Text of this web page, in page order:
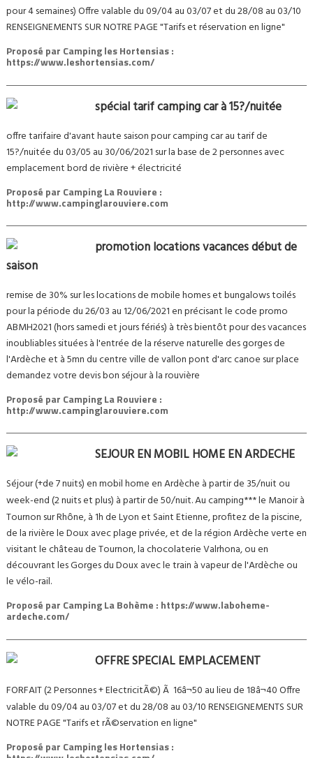
pour 4 semaines) Offre valable du 09/04 au 03/07 et du 28/08 au 03/10
RENSEIGNEMENTS SUR NOTRE PAGE "Tarifs et réservation en ligne"
Proposé par Camping les Hortensias :
https://www.leshortensias.com/
spécial tarif camping car à 15?/nuitée
offre tarifaire d'avant haute saison pour camping car au tarif de
15?/nuitée du 03/05 au 30/06/2021 sur la base de 2 personnes avec
emplacement bord de rivière + électricité
Proposé par Camping La Rouviere :
http://www.campinglarouviere.com
promotion locations vacances début de
saison
remise de 30% sur les locations de mobile homes et bungalows toilés
pour la période du 26/03 au 12/06/2021 en précisant le code promo
ABMH2021 (hors samedi et jours fériés) à très bientôt pour des vacances
inoubliables situées à l'entrée de la réserve naturelle des gorges de
l'Ardèche et à 5mn du centre ville de vallon pont d'arc canoe sur place
demandez votre devis bon séjour à la rouvière
Proposé par Camping La Rouviere :
http://www.campinglarouviere.com
SEJOUR EN MOBIL HOME EN ARDECHE
Séjour (+de 7 nuits) en mobil home en Ardèche à partir de 35/nuit ou
week-end (2 nuits et plus) à partir de 50/nuit. Au camping*** le Manoir à
Tournon sur Rhône, à 1h de Lyon et Saint Etienne, profitez de la piscine,
de la rivière le Doux avec plage privée, et de la région Ardèche verte en
visitant le château de Tournon, la chocolaterie Valrhona, ou en
découvrant les Gorges du Doux avec le train à vapeur de l'Ardèche ou
le vélo-rail.
Proposé par Camping La Bohème : https://www.laboheme-
ardeche.com/
OFFRE SPECIAL EMPLACEMENT
FORFAIT (2 Personnes + ElectricitÃ©) Ã 16â¬50 au lieu de 18â¬40 Offre
valable du 09/04 au 03/07 et du 28/08 au 03/10 RENSEIGNEMENTS SUR
NOTRE PAGE "Tarifs et rÃ©servation en ligne"
Proposé par Camping les Hortensias :